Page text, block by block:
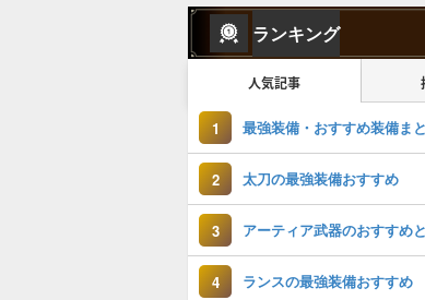
ランキング
人気記事
1 最強装備・おすすめ装備ま
2 太刀の最強装備おすすめ
3 アーティア武器のおすすめ
4 ランスの最強装備おすすめ